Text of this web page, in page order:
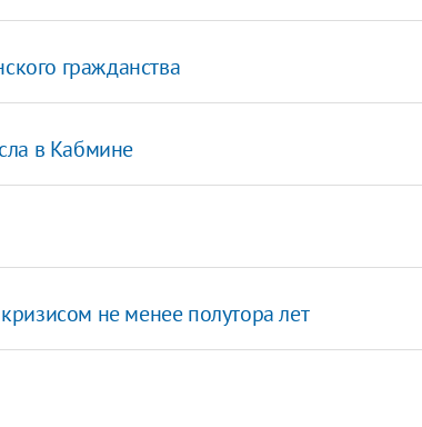
гражданства
в Кабмине
не менее полутора лет